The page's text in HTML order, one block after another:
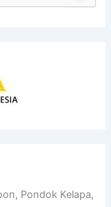
Pondok Kelapa,